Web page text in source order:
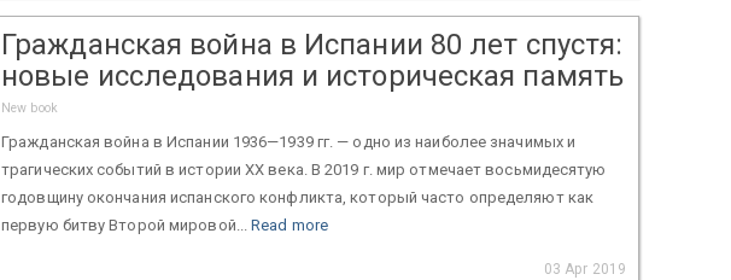
Гражданская война в Испании 80 лет спустя:
новые исследования и историческая память
New book
Гражданская война в Испании 1936—1939 гг. — одно из наиболее значимых и
трагических событий в истории ХХ века. В 2019 г. мир отмечает восьмидесятую
годовщину окончания испанского конфликта, который часто определяют как
первую битву Второй мировой...Read more
03 Apr 2019